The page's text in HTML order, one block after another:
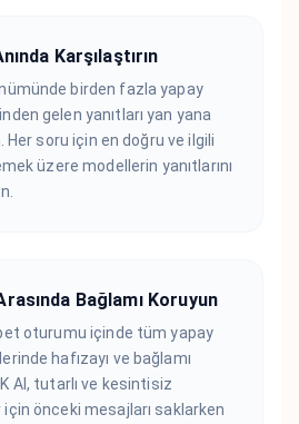
Karşılaştırın
birden fazla yapay
gelen yanıtları yan yana
Her soru için en doğru ve ilgili
üzere modellerin yanıtlarını
Bağlamı Koruyun
oturumu içinde tüm yapay
hafızayı ve bağlamı
AI, tutarlı ve kesintisiz
önceki mesajları saklarken